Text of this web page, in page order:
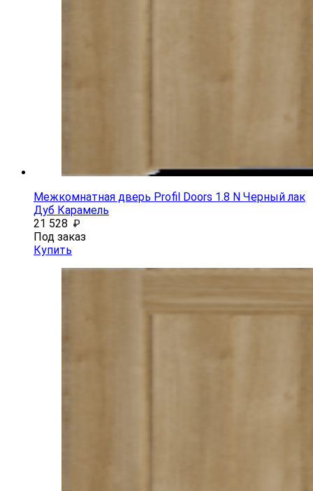
Межкомнатная дверь Profil Doors 1.8 N Черный лак
Дуб Карамель
21 528 ₽
Под заказ
Купить